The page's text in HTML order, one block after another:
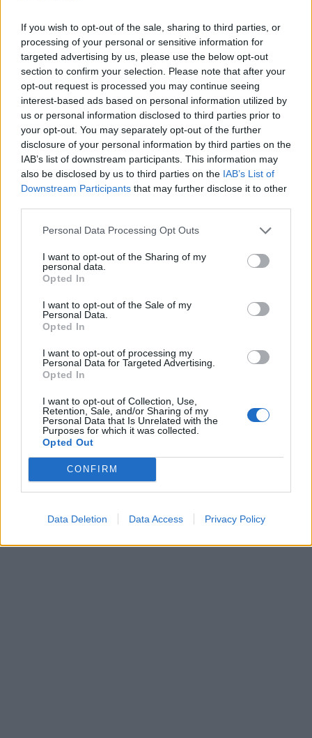
If you wish to opt-out of the sale, sharing to third parties, or
processing of your personal or sensitive information for
targeted advertising by us, please use the below opt-out
section to confirm your selection. Please note that after your
opt-out request is processed you may continue seeing
interest-based ads based on personal information utilized by
us or personal information disclosed to third parties prior to
your opt-out. You may separately opt-out of the further
disclosure of your personal information by third parties on the
IAB’s list of downstream participants. This information may
also be disclosed by us to third parties on the IAB’s List of
Downstream Participants that may further disclose it to other
Personal Data Processing Opt Outs
I want to opt-out of the Sharing of my
personal data.
Opted In
I want to opt-out of the Sale of my
Personal Data.
Opted In
I want to opt-out of processing my
Personal Data for Targeted Advertising.
Opted In
I want to opt-out of Collection, Use,
Retention, Sale, and/or Sharing of my
Personal Data that Is Unrelated with the
Purposes for which it was collected.
Opted Out
CONFIRM
Data Deletion Data Access Privacy Policy
Viral ο YouTuber που
«κλικ» – Αντιμετωπίζει
ποινή φυλάκισης 20
31 Ιανουαρίου 2023
Θρηνεί η χώρα τον
Τουρούτσικα –
τον εντοπισμό του